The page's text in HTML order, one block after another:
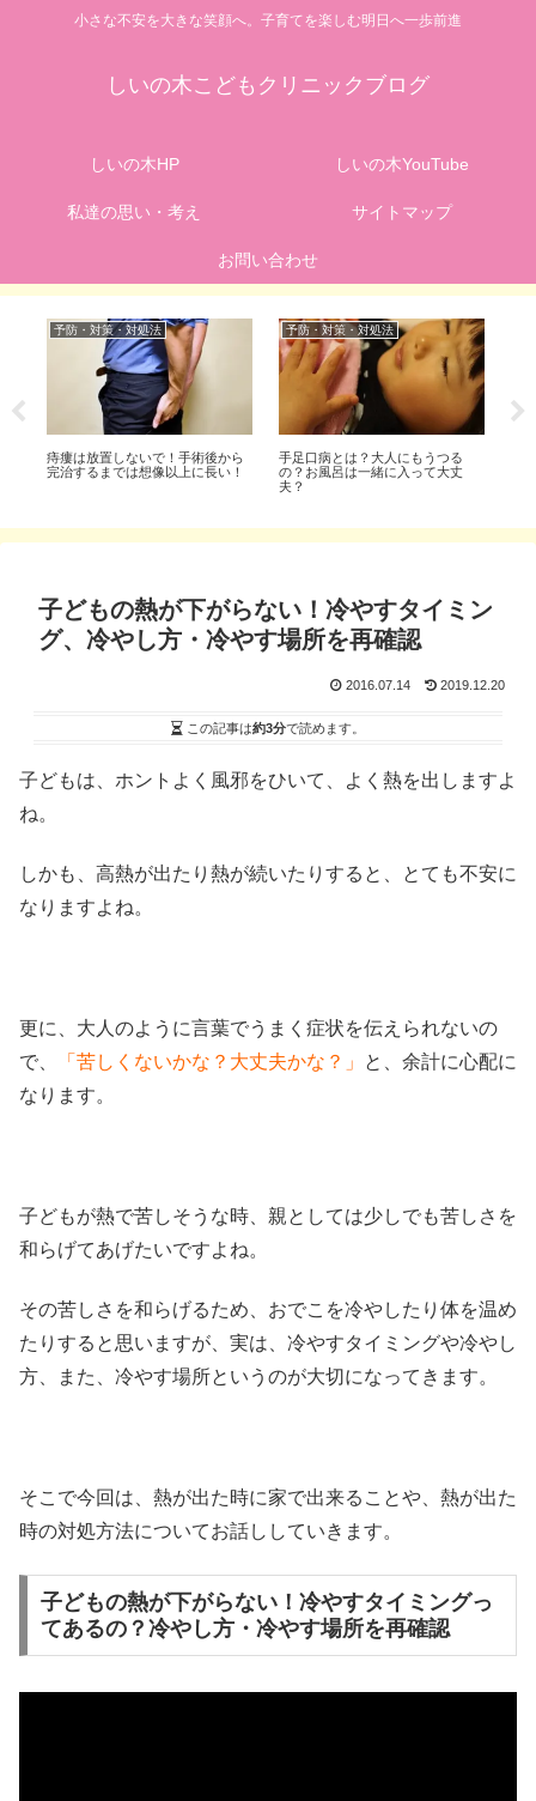
小さな不安を大きな笑顔へ。子育てを楽しむ明日へ一歩前進
しいの木こどもクリニックブログ
しいの木HP しいの木YouTube
私達の思い・考え サイトマップ
お問い合わせ
予防・対策・対処法
痔瘻は放置しないで！手術後から
完治するまでは想像以上に長い！
予防・対策・対処法
手足口病とは？大人にもうつる
の？お風呂は一緒に入って大丈
夫？
子どもの熱が下がらない！冷やすタイミン
グ、冷やし方・冷やす場所を再確認
2016.07.14 2019.12.20
この記事は約3分で読めます。
子どもは、ホントよく風邪をひいて、よく熱を出しますよ
ね。
しかも、高熱が出たり熱が続いたりすると、とても不安に
なりますよね。
更に、大人のように言葉でうまく症状を伝えられないの
で、
「苦しくないかな？大丈夫かな？」
と、余計に心配に
なります。
子どもが熱で苦しそうな時、親としては少しでも苦しさを
和らげてあげたいですよね。
その苦しさを和らげるため、おでこを冷やしたり体を温め
たりすると思いますが、実は、冷やすタイミングや冷やし
方、また、冷やす場所というのが大切になってきます。
そこで今回は、熱が出た時に家で出来ることや、熱が出た
時の対処方法についてお話ししていきます。
子どもの熱が下がらない！冷やすタイミングっ
てあるの？冷やし方・冷やす場所を再確認